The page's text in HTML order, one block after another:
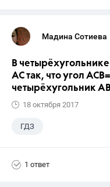
Мадина Сотиева
В
AC так, что угол
четырёхугольник
18 октября 2017
ГДЗ
1 ответ